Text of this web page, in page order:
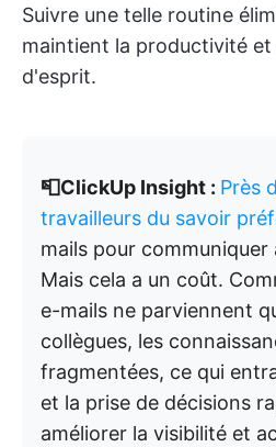
Suivre une telle routine
maintient la productivité
d'esprit.
📮ClickUp Insight : Près
travailleurs du savoir
mails pour communiquer
Mais cela a un coût.
e-mails ne parviennent
collègues, les
fragmentées, ce qui
et la prise de décisions
améliorer la visibilité et